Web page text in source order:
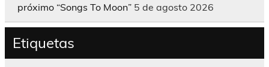
próximo “Songs To Moon” 5 de agosto 2026
Etiquetas